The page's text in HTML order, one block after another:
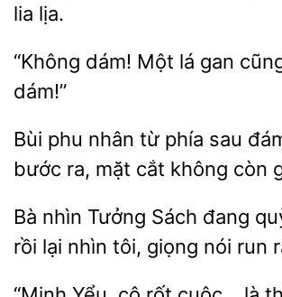
lịa.
dám! Một lá gan
dám!”
Bùi phu nhân từ phía
bước ra, mặt cắt không còn
Bà Tưởng Sách đang
rồi lại nhìn tôi, giọng
run